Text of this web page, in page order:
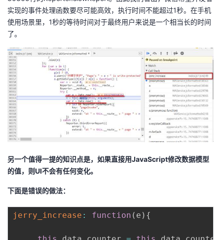
实现的事件处理函数要尽可能高效，执行时间不能超过1秒。在手机
使用场景里，1秒的等待时间对于最终用户来说是一个相当长的时间
了。
另一个值得一提的知识点是，如果直接用JavaScript修改数据模型
的值，则UI不会有任何变化。
下面是错误的做法：
jerry_increase : function ( e ) {